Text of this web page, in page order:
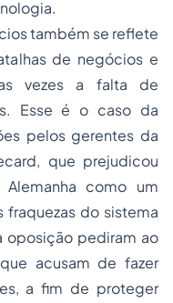
também se reflete
de negócios e
vezes a falta de
Esse é o caso da
pelos gerentes da
que prejudicou
como um
do sistema
oposição pediram ao
acusam de fazer
a fim de proteger